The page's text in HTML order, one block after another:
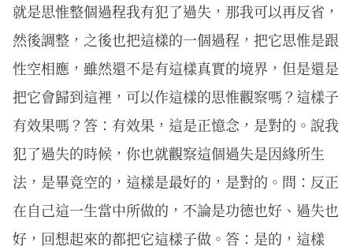
就是思惟整個過程我有犯了過失，那我可以再反省，
然後調整，之後也把這樣的一個過程，把它思惟是跟
性空相應，雖然還不是有這樣真實的境界，但是還是
把它會歸到這裡，可以作這樣的思惟觀察嗎？這樣子
有效果嗎？答：有效果，這是正憶念，是對的。說我
犯了過失的時候，你也就觀察這個過失是因緣所生
法，是畢竟空的，這樣是最好的，是對的。問：反正
在自己這一生當中所做的，不論是功德也好、過失也
好，回想起來的都把它這樣子做。答：是的，這樣